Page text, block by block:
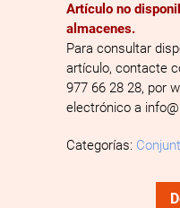
Artículo no
almacenes.
Para consultar
artículo, contacte
977 66 28 28, por
electrónico a
Categorías: